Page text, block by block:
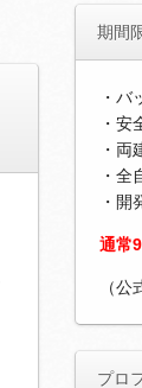
期間
・
・安
・両
・全
・
通常
（公
プロ